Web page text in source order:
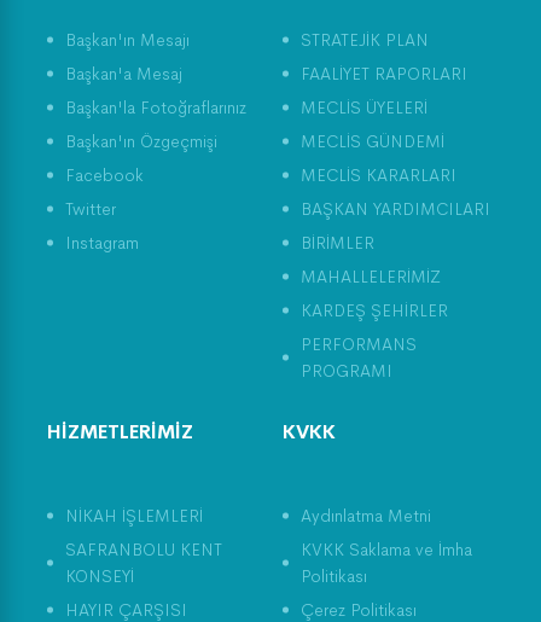
Tarım Üretimi
Başkan'ın Mesajı
Başkan'a Mesaj
Başkan'la Fotoğraflarınız
Başkan'ın Özgeçmişi
Facebook
Twitter
Instagram
STRATEJİK PLAN
FAALİYET RAPORLARI
MECLİS ÜYELERİ
MECLİS GÜNDEMİ
MECLİS KARARLARI
BAŞKAN YARDIMCILARI
BİRİMLER
MAHALLELERİMİZ
KARDEŞ ŞEHİRLER
PERFORMANS
PROGRAMI
HİZMETLERİMİZ
NİKAH İŞLEMLERİ
SAFRANBOLU KENT
KONSEYİ
HAYIR ÇARŞISI
KVKK
Aydınlatma Metni
KVKK Saklama ve İmha
Politikası
Çerez Politikası